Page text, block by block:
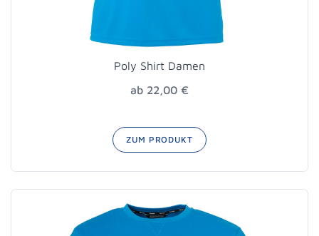
Poly Shirt Damen
ab 22,00 €
ZUM PRODUKT